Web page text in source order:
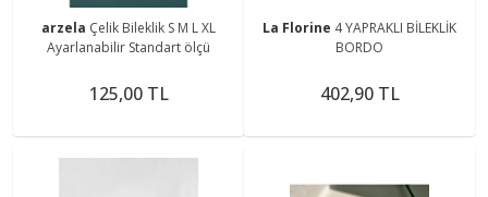
arzela Çelik Bileklik S M L XL
Ayarlanabilir Standart ölçü
125,00 TL
La Florine 4 YAPRAKLI BİLEKLİK
BORDO
402,90 TL